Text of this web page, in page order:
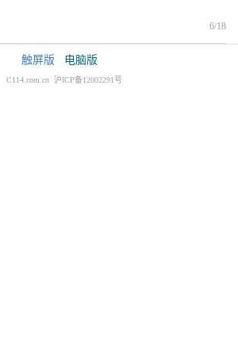
6/18
触屏版 电脑版
C114.com.cn 沪ICP备12002291号